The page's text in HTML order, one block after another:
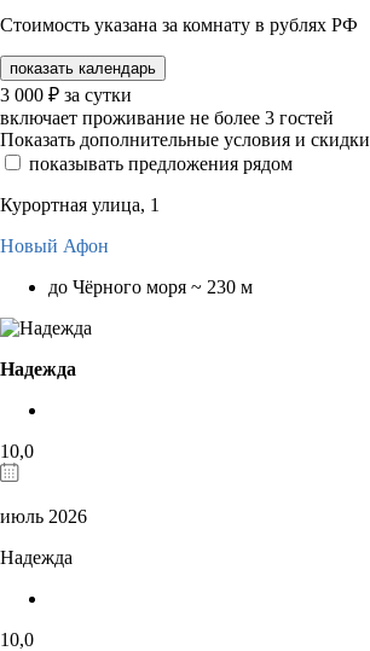
Стоимость указана за комнату в рублях РФ
показать календарь
3 000 ₽ за сутки
включает проживание не более 3 гостей
Показать дополнительные условия и скидки
показывать предложения рядом
Курортная улица, 1
Новый Афон
до Чёрного моря ~ 230 м
Надежда
10,0
июль 2026
Надежда
10,0